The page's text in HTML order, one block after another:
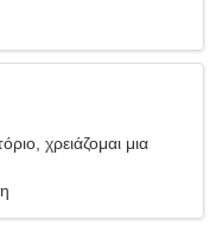
χρειάζομαι μια